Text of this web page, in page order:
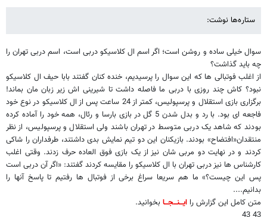
ستاره‌ها نوشت:
سوال خیلی ساده و روشن است؛ اگر اسم ال کلاسیکو دربی است، اسم دربی تهران را
چه باید گذاشت؟
از اغلب فوتبالی ها که این سوال را پرسیدیم، خنده کنان گفتند بابا حیف ال کلاسیکو
نبود؟ کاش چند روزی با دربی ما فاصله داشت تا شیرینی اش زیر زبان مان بماند!
برگزاری بازی استقلال و پرسپولیس، کمتر از 24 ساعت پس از ال کلاسیکو در نوع خود
فاجعه ای بود. با رد و بدل شدن 5 گل در بازی بارسا و رئال، همه خود را آماده کرده
بودند که شاهد یک دربی متوسط در تهران باشند ولی استقلال و پرسپولیس، از نظر
منتقدان«افتضاح» بودند. بازیکنان این دو تیم نمایش بدی داشتند، طرفداران را شاکی
کردند و در نهایت دو مربی شان نیز از یک بازی فوق العاده حرف زدند. وقتی اغلب
کارشناس ها نیز دربی تهران با ال کلاسیکو را مقایسه کردند گفتند: «اگر آن دربی است
پس این چیست؟» ما هم سریعا سراغ برخی از فوتبال ها رفتیم تا پاسخ آنها را
بدانیم....
متن كامل این گزارش را ایـــنـــجـــا بخوانید.